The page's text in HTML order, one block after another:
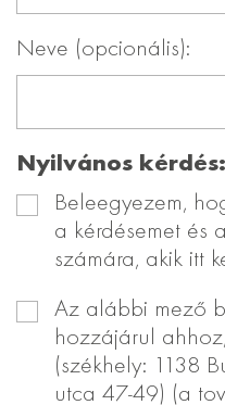
Neve (opcionális):
Nyilvános kérdés:
Beleegyezem,
a kérdésemet és
számára, akik itt
Az alábbi mező
hozzájárul
(székhely: 1138
utca 47-49) (a